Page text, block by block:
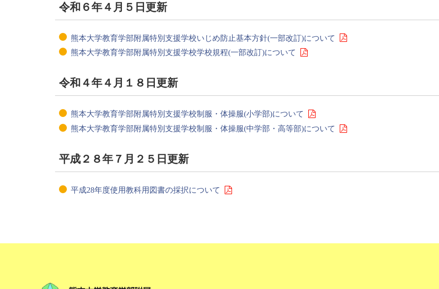
令和６年４月５日更新
熊本大学教育学部附属特別支援学校いじめ防止基本方針(一部改訂)について
熊本大学教育学部附属特別支援学校学校規程(一部改訂)について
令和４年４月１８日更新
熊本大学教育学部附属特別支援学校制服・体操服(小学部)について
熊本大学教育学部附属特別支援学校制服・体操服(中学部・高等部)について
平成２８年７月２５日更新
平成28年度使用教科用図書の採択について